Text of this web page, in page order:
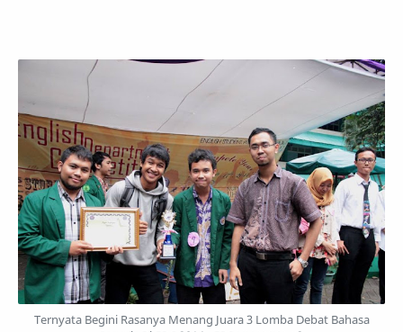
Ternyata Begini Rasanya Menang Juara 3 Lomba Debat Bahasa